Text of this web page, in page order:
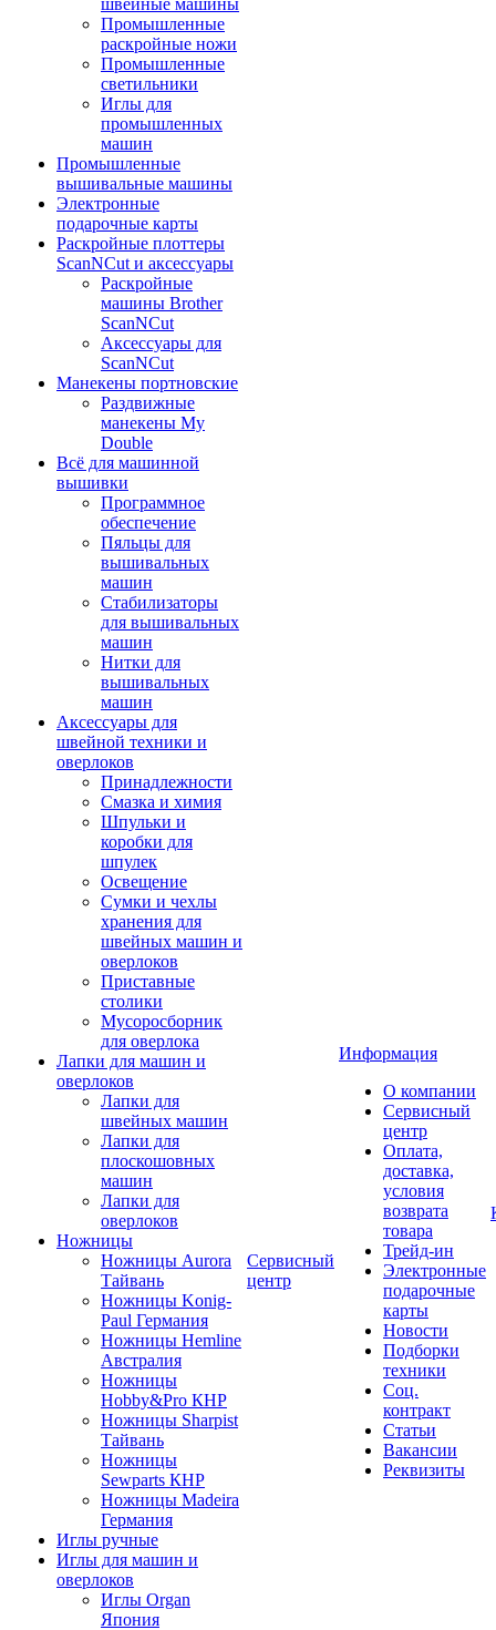
швейные машины
Промышленные
раскройные ножи
Промышленные
светильники
Иглы для
промышленных
машин
Промышленные
вышивальные машины
Электронные
подарочные карты
Раскройные плоттеры
ScanNCut и аксессуары
Раскройные
машины Brother
ScanNCut
Аксессуары для
ScanNCut
Манекены портновские
Раздвижные
манекены My
Double
Всё для машинной
вышивки
Программное
обеспечение
Пяльцы для
вышивальных
машин
Стабилизаторы
для вышивальных
машин
Нитки для
вышивальных
машин
Аксессуары для
швейной техники и
оверлоков
Принадлежности
Смазка и химия
Шпульки и
коробки для
шпулек
Освещение
Сумки и чехлы
хранения для
швейных машин и
оверлоков
Приставные
столики
Мусоросборник
для оверлока
Лапки для машин и
оверлоков
Лапки для
швейных машин
Лапки для
плоскошовных
машин
Лапки для
оверлоков
Ножницы
Ножницы Aurora
Тайвань
Ножницы Konig-
Paul Германия
Ножницы Hemline
Австралия
Ножницы
Hobby&Pro КНР
Ножницы Sharpist
Тайвань
Ножницы
Sewparts КНР
Ножницы Madeira
Германия
Иглы ручные
Иглы для машин и
оверлоков
Иглы Organ
Япония
Сервисный
центр
Информация
О компании
Сервисный
центр
Оплата,
доставка,
условия
возврата
товара
Трейд-ин
Электронные
подарочные
карты
Новости
Подборки
техники
Соц.
контракт
Статьи
Вакансии
Реквизиты